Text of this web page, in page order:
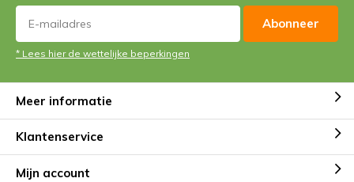
Abonneer
* Lees hier de wettelijke beperkingen
Meer informatie
Klantenservice
Mijn account